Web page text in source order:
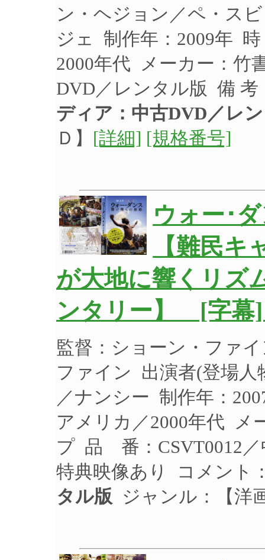
ン・ヘジョン／ペ・ス
ジェ 制作年：2009年
2000年代 メーカー：竹
DVD／レンタル版 備
ディア：中古DVD／レ
Ｄ】 [詳細] [規格番号]
ウォー･
【難民
が大地に響くリズ
ンタリー】 [字幕]
監督：ショーン・ファ
ファイン 出演者(登場人
／ナンシー 制作年：
アメリカ／2000年代 メ
プ 品 番：CSVT0012
特典映像あり コメント
タル版 ジャンル：【洋